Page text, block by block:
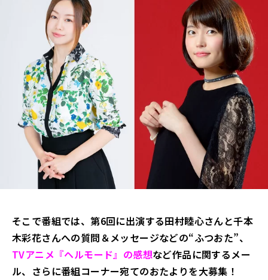
そこで番組では、第6回に出演する田村睦心さんと千本
木彩花さんへの質問＆メッセージなどの“ふつおた”、
TVアニメ『ヘルモード』の感想など作品に関するメー
ル、さらに番組コーナー宛てのおたよりを大募集！